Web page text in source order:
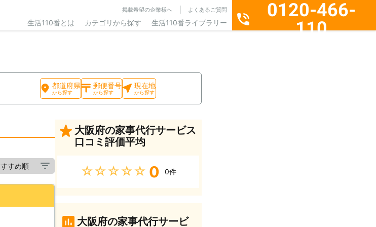
掲載希望の企業様へ よくあるご質問
生活110番とは カテゴリから探す 生活110番ライブラリー
0120-466-
110
都道府県
から探す
郵便番号
から探す
現在地
から探す
大阪府の家事代行サービス
口コミ評価平均
★★★★★ 0 0件
大阪府の家事代行サービ